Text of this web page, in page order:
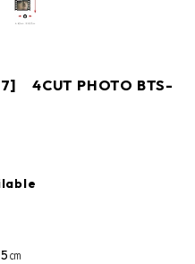
4CUT PHOTO BTS-
㎝